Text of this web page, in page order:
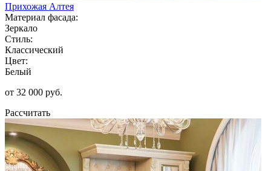
Прихожая Алтея
Материал фасада:
Зеркало
Стиль:
Классический
Цвет:
Белый
от 32 000 руб.
Рассчитать